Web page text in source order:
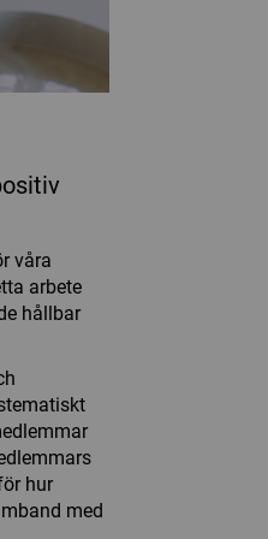
våra
arbete
hållbar
hur
med